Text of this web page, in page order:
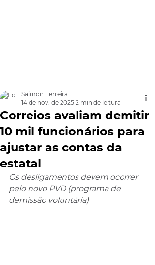
Correios avaliam demitir
10 mil funcionários para
ajustar as contas da
estatal
Saimon Ferreira
14 de nov. de 2025 2 min de leitura
Os desligamentos devem ocorrer
pelo novo PVD (programa de
demissão voluntária)